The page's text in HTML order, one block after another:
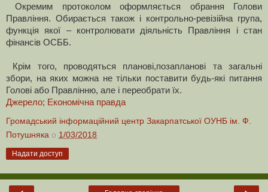
Окремим протоколом оформляється обрання Голови
Правління. Обирається також і контрольно-ревізійна група,
функція якої – контролювати діяльність Правління і стан
фінансів ОСББ.
Крім того, проводяться планові,позапланові та загальні
збори, на яких можна не тільки поставити будь-які питання
Голові або Правлінню, але і переобрати їх.
Джерело; Економічна правда
Громадський інформаційний центр Закарпатської ОУНБ ім. Ф.
Потушняка о 1/03/2018
Надати доступ